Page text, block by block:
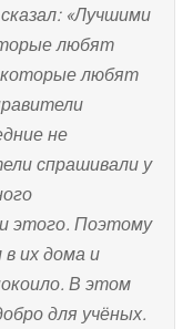
«Лучшими
любят
которые любят
не
спрашивали у
этого. Поэтому
их дома и
В этом
для учёных.